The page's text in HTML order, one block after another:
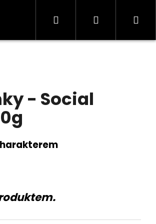
Kontakty Informace
Hledat Přihlášení
- Social